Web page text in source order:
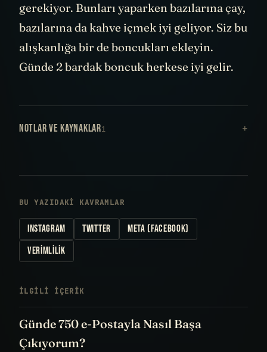
gerekiyor. Bunları yaparken bazılarına çay,
bazılarına da kahve içmek iyi geliyor. Siz bu
alışkanlığa bir de boncukları ekleyin.
Günde 2 bardak boncuk herkese iyi gelir.
NOTLAR VE KAYNAKLAR1
BU YAZIDAKI KAVRAMLAR
INSTAGRAM TWITTER
META (FACEBOOK)
VERIMLILIK
İLGILI IÇERIK
Günde 750 e-Postayla Nasıl Başa
Çıkıyorum?